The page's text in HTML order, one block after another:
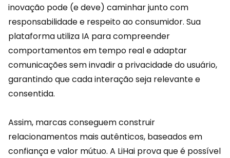
inovação pode (e deve) caminhar junto com
responsabilidade e respeito ao consumidor. Sua
plataformautiliza IA para compreender
comportamentos em tempo real e adaptar
comunicações sem invadir a privacidade do usuário,
garantindo que cada interação seja relevante e
consentida.
Assim, marcas conseguem construir
relacionamentos mais autênticos, baseados em
confiança e valor mútuo. A LiHai prova que é possível